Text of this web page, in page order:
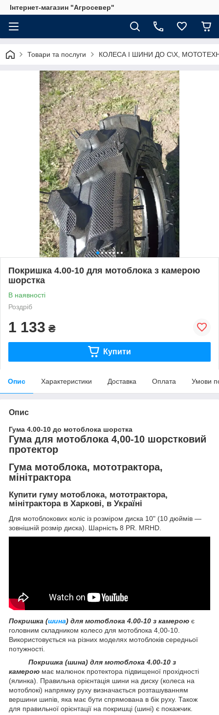
Інтернет-магазин "Агросевер"
Товари та послуги КОЛЕСА І ШИНИ ДО С\Х,
Покришка 4.00-10 для мотоблока з камерою
шорстка
В наявності
Роздріб
1 133 ₴
Купити
Опис Характеристики Доставка Оплата Умови
Опис
Гума 4.00-10 до мотоблока шорстка
Гума для мотоблока 4,00-10 шорстковий
протектор
Гума мотоблока, мототрактора,
мінітрактора
Купити гуму мотоблока, мототрактора,
мінітрактора в Харкові, в Україні
Для мотоблокових коліс із розміром диска 10" (10 дюймів —
зовнішній розмір диска). Шарність 8 PR. MRHD.
Покришка (шина) для мотоблока 4.00-10 з камерою є
головним складником колесо для мотоблока 4,00-10.
Використовується на різних моделях мотоблоків середньої
потужності.
Покришка (шина) для мотоблока 4.00-10 з
камерою має малюнок протектора підвищеної прохідності
(ялинка). Правильна орієнтація шини на диску (колеса на
мотоблокі) напрямку руху визначається розташуванням
вершини шипів, яка має бути спрямована в бік руху. Також
для правильної орієнтації на покришці (шині) є покажчик.